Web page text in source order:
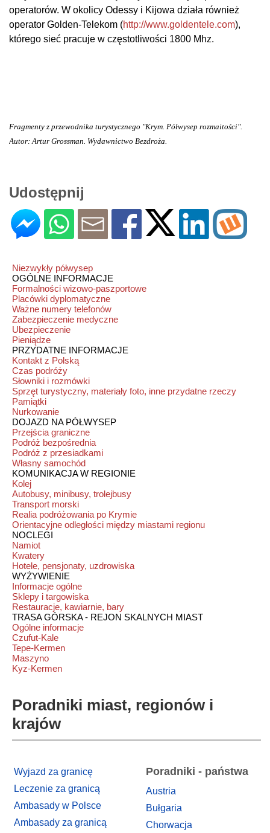
operatorów. W okolicy Odessy i Kijowa działa również
operator Golden-Telekom (http://www.goldentele.com),
którego sieć pracuje w częstotliwości 1800 Mhz.
Fragmenty z przewodnika turystycznego "Krym. Półwysep rozmaitości".
Autor: Artur Grossman. Wydawnictwo Bezdroża.
Udostępnij
Niezwykły półwysep
OGÓLNE INFORMACJE
Formalności wizowo-paszportowe
Placówki dyplomatyczne
Ważne numery telefonów
Zabezpieczenie medyczne
Ubezpieczenie
Pieniądze
PRZYDATNE INFORMACJE
Kontakt z Polską
Czas podróży
Słowniki i rozmówki
Sprzęt turystyczny, materiały foto, inne przydatne rzeczy
Pamiątki
Nurkowanie
DOJAZD NA PÓŁWYSEP
Przejścia graniczne
Podróż bezpośrednia
Podróż z przesiadkami
Własny samochód
KOMUNIKACJA W REGIONIE
Kolej
Autobusy, minibusy, trolejbusy
Transport morski
Realia podróżowania po Krymie
Orientacyjne odległości między miastami regionu
NOCLEGI
Namiot
Kwatery
Hotele, pensjonaty, uzdrowiska
WYŻYWIENIE
Informacje ogólne
Sklepy i targowiska
Restauracje, kawiarnie, bary
TRASA GÓRSKA - REJON SKALNYCH MIAST
Ogólne informacje
Czufut-Kale
Tepe-Kermen
Maszyno
Kyz-Kermen
Poradniki miast, regionów i
krajów
Wyjazd za granicę
Leczenie za granicą
Ambasady w Polsce
Ambasady za granicą
Poradniki - państwa
Austria
Bułgaria
Chorwacja